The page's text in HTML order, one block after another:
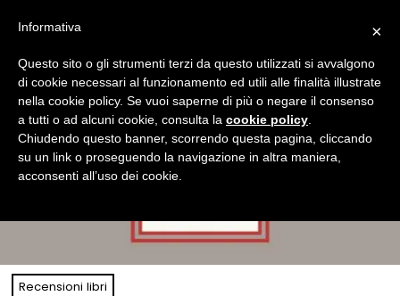
Recensioni libri
×
Informativa
Questo sito o gli strumenti terzi da questo utilizzati si avvalgono
di cookie necessari al funzionamento ed utili alle finalità illustrate
nella cookie policy. Se vuoi saperne di più o negare il consenso
a tutti o ad alcuni cookie, consulta la cookie policy
Chiudendo questo banner, scorrendo questa pagina, cliccando
su un link o proseguendo la navigazione in altra maniera,
acconsenti all’uso dei cookie.